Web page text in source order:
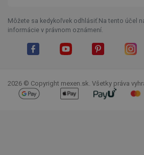
Môžete sa kedykoľvek odhlásiť.Na tento účel
informácie v právnom oznámení.
2026 © Copyright mexen.sk. Všetky práva